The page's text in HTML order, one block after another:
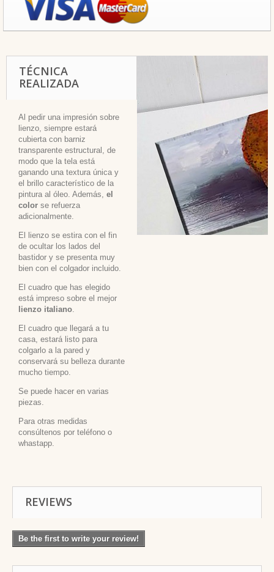
TÉCNICA
REALIZADA
Al pedir una impresión sobre
lienzo, siempre estará
cubierta con barniz
transparente estructural, de
modo que la tela está
ganando una textura única y
el brillo característico de la
pintura al óleo. Además, el
color se refuerza
adicionalmente.
El lienzo se estira con el fin
de ocultar los lados del
bastidor y se presenta muy
bien con el colgador incluido.
El cuadro que has elegido
está impreso sobre el mejor
lienzo italiano
El cuadro que llegará a tu
casa, estará listo para
colgarlo a la pared y
conservará su belleza durante
mucho tiempo.
Se puede hacer en varias
piezas.
Para otras medidas
consúltenos por teléfono o
whastapp.
REVIEWS
Be the first to write your review!